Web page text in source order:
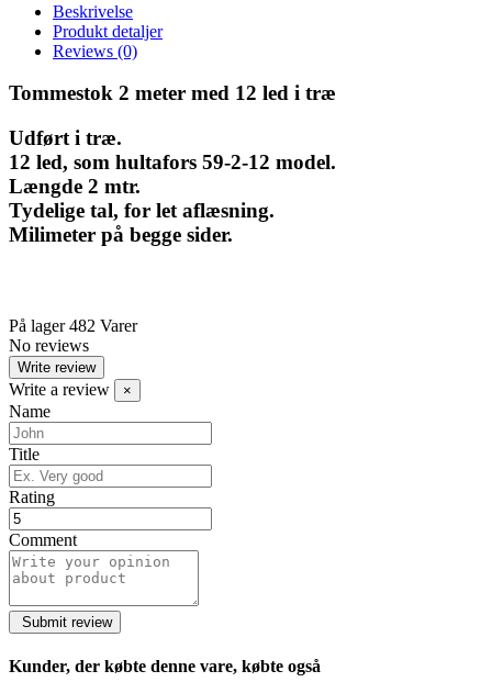
Beskrivelse
Produkt detaljer
Reviews (0)
Tommestok 2 meter med 12 led i træ
Udført i træ.
12 led, som hultafors 59-2-12 model.
Længde 2 mtr.
Tydelige tal, for let aflæsning.
Milimeter på begge sider.
På lager 482 Varer
No reviews
Write review
Write a review ×
Name
Title
Rating
Comment
Kunder, der købte denne vare, købte også